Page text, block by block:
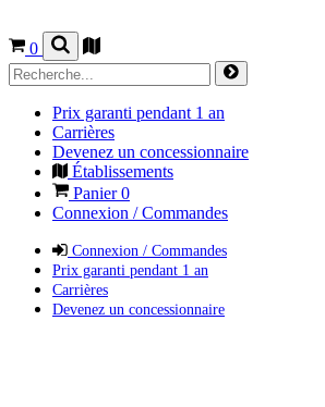
0
Prix garanti pendant 1 an
Carrières
Devenez un concessionnaire
Établissements
Panier0
Connexion / Commandes
Connexion / Commandes
Prix garanti pendant 1 an
Carrières
Devenez un concessionnaire